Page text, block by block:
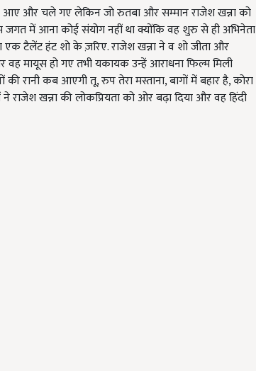
और चले गए लेकिन जो रुतबा और सम्मान राजेश खन्ना को
में आना कोई संयोग नहीं था क्योंकि वह शुरु से ही अभिनेता
एक टैलेंट हंट शो के ज़रिए. राजेश खन्ना ने व शो जीता और
मायूस हो गए तभी यकायक उन्हें आराधना फिल्म मिली
रानी कब आएगी तू, रुप तेरा मस्ताना, बागों में बहार है, कोरा
खन्ना की लोकप्रियता को ओर बढ़ा दिया और वह हिंदी